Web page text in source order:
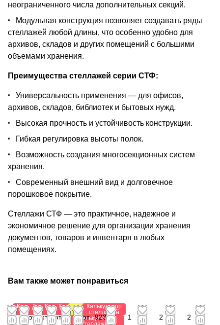
неограниченного числа дополнительных секций.
Модульная конструкция позволяет создавать ряды
стеллажей любой длины, что особенно удобно для
архивов, складов и других помещений с большими
объемами хранения.
Преимущества стеллажей серии СТФ:
Универсальность применения — для офисов,
архивов, складов, библиотек и бытовых нужд.
Высокая прочность и устойчивость конструкции.
Гибкая регулировка высоты полок.
Возможность создания многосекционных систем
хранения.
Современный внешний вид и долговечное
порошковое покрытие.
Стеллажи СТФ — это практичное, надежное и
экономичное решение для организации хранения
документов, товаров и инвентаря в любых
помещениях.
Вам также может понравиться
Калькулятор
стеллажей
0
Калькулятор
стеллажей
от
Калькулятор
стеллажей
от
Калькулятор
стеллажей
от
Антистатический
Калькулятор
от 1
Калькулятор
стеллажей
от
923,88
1
2
2